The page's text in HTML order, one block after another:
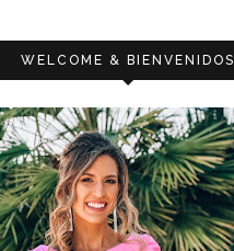
WELCOME & BIENVENIDOS